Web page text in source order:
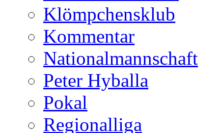
Klömpchensklub
Kommentar
Nationalmannschaft
Peter Hyballa
Pokal
Regionalliga